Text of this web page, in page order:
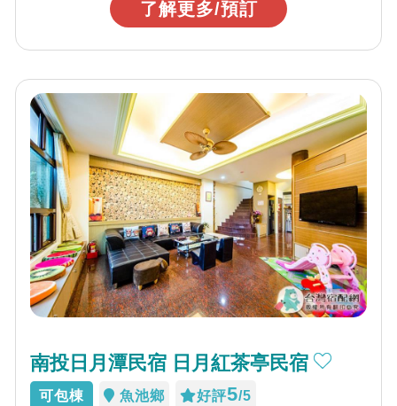
了解更多/預訂
南投日月潭民宿 日月紅茶亭民宿
可包棟 魚池鄉 好評5/5